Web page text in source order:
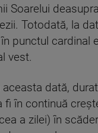
Soarelui
Totodată, la
punctul cardinal
vest.
aceasta dată,
fi în continuă
a zilei) în